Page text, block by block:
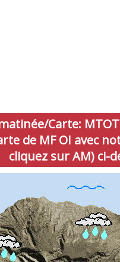
Carte:
de MF OI avec
cliquez sur AM) ci-